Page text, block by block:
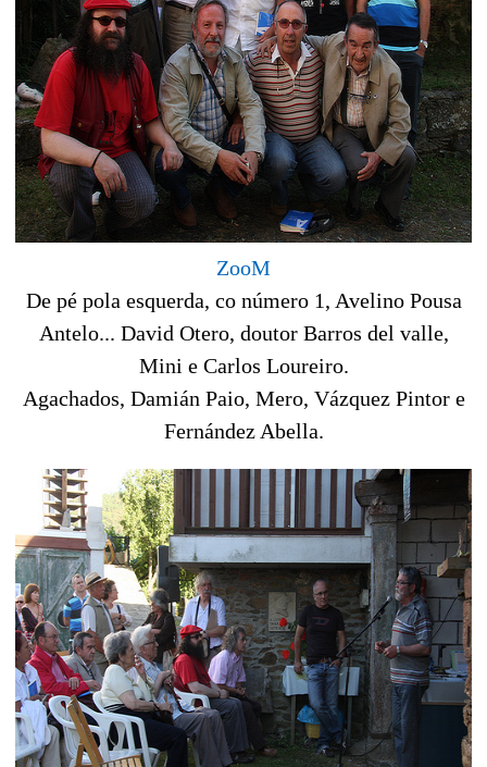
ZooM
De pé pola esquerda, co número 1, Avelino Pousa
Antelo... David Otero, doutor Barros del valle,
Mini e Carlos Loureiro.
Agachados, Damián Paio, Mero, Vázquez Pintor e
Fernández Abella.